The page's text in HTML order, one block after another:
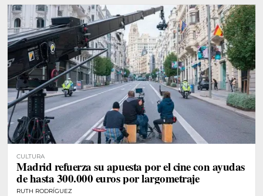
CULTURA
Madrid refuerza su apuesta por el cine con ayudas
de hasta 300.000 euros por largometraje
RUTH RODRÍGUEZ